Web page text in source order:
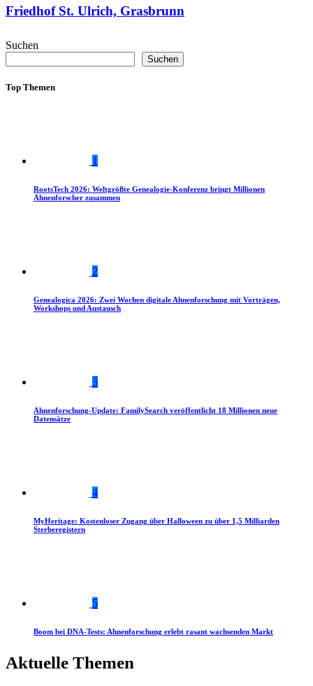
Friedhof St. Ulrich, Grasbrunn
Suchen
Suchen
Top Themen
1
RootsTech 2026: Weltgrößte Genealogie-Konferenz bringt Millionen
Ahnenforscher zusammen
2
Genealogica 2026: Zwei Wochen digitale Ahnenforschung mit Vorträgen,
Workshops und Austausch
3
Ahnenforschung-Update: FamilySearch veröffentlicht 18 Millionen neue
Datensätze
4
MyHeritage: Kostenloser Zugang über Halloween zu über 1,5 Milliarden
Sterberegistern
5
Boom bei DNA-Tests: Ahnenforschung erlebt rasant wachsenden Markt
Aktuelle Themen